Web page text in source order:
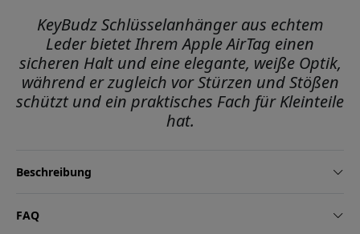
KeyBudz Schlüsselanhänger aus echtem
Leder bietet Ihrem Apple AirTag einen
sicheren Halt und eine elegante, weiße Optik,
während er zugleich vor Stürzen und Stößen
schützt und ein praktisches Fach für Kleinteile
hat.
Beschreibung
FAQ